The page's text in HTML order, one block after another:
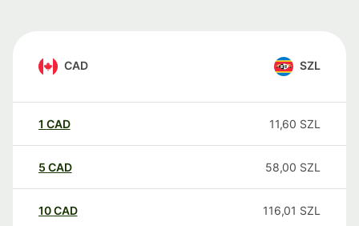
CAD SZL
1 CAD 11,60 SZL
5 CAD 58,00 SZL
10CAD 116,01 SZL